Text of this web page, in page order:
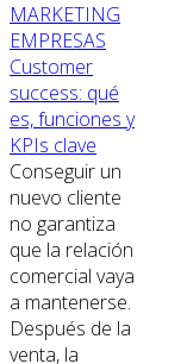
MARKETING
EMPRESAS
Customer
success: qué
es, funciones y
KPIs clave
Conseguir un
nuevo cliente
no garantiza
que la relación
comercial vaya
a mantenerse.
Después de la
venta, la